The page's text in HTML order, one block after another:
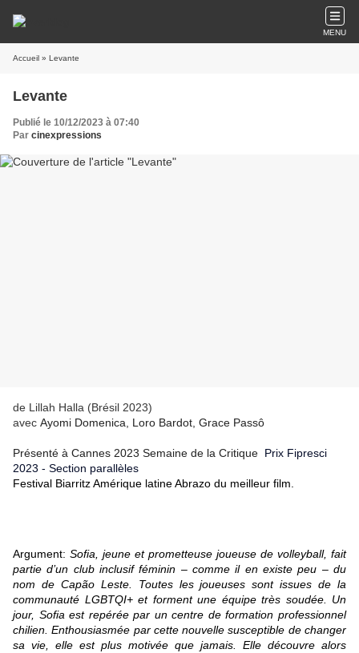
MENU
Accueil » Levante
Levante
Publié le 10/12/2023 à 07:40
Par cinexpressions
de Lillah Halla (Brésil 2023)
avec Ayomi Domenica, Loro Bardot, Grace Passô
Présenté à Cannes 2023 Semaine de la Critique Prix Fipresci
2023 - Section parallèles
Festival Biarritz Amérique latine Abrazo du meilleur film.
Argument: Sofia, jeune et prometteuse joueuse de volleyball, fait
partie d’un club inclusif féminin – comme il en existe peu – du
nom de Capão Leste. Toutes les joueuses sont issues de la
communauté LGBTQI+ et forment une équipe très soudée. Un
jour, Sofia est repérée par un centre de formation professionnel
chilien. Enthousiasmée par cette nouvelle susceptible de changer
sa vie, elle est plus motivée que jamais. Elle découvre alors